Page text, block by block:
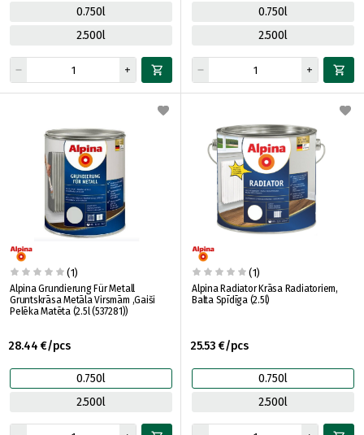
0.750l
2.500l
0.750l
2.500l
(1)
Alpina Grundierung Für Metall
Gruntskrāsa Metāla Virsmām ,Gaiši
Pelēka Matēta (2.5l (537281))
28.44 €/pcs
0.750l
2.500l
(1)
Alpina Radiator Krāsa Radiatoriem,
Balta Spīdīga (2.5l)
25.53 €/pcs
0.750l
2.500l